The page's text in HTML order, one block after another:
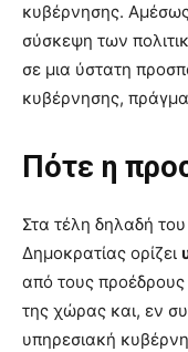
κυβέρνησης.
σύσκεψη των
σε μια ύστατη
κυβέρνησης,
Πότε η
Στα τέλη δηλαδή
Δημοκρατίας ορίζει
από τους
της χώρας και, εν
υπηρεσιακή